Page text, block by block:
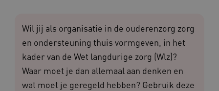
Wil jij als organisatie in de ouderenzorg zorg
en ondersteuning thuis vormgeven, in het
kader van de Wet langdurige zorg (Wlz)?
Waar moet je dan allemaal aan denken en
wat moet je geregeld hebben? Gebruik deze